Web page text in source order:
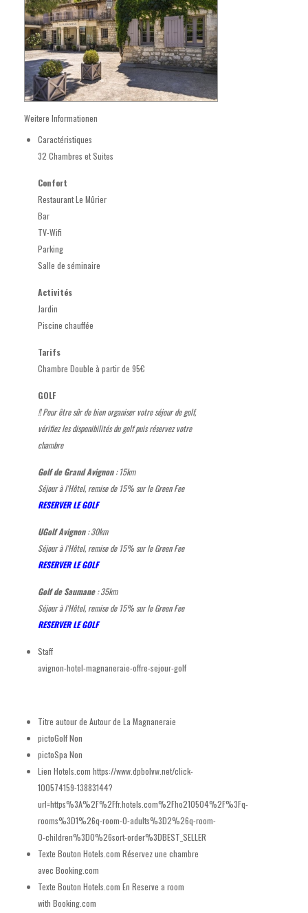
Weitere Informationen
Caractéristiques
32 Chambres et Suites
Confort
Restaurant Le Mûrier
Bar
TV-Wifi
Parking
Salle de séminaire
Activités
Jardin
Piscine chauffée
Tarifs
Chambre Double à partir de 95€
GOLF
!! Pour être sûr de bien organiser votre séjour de golf,
vérifiez les disponibilités du golf puis réservez votre
chambre
Golf de Grand Avignon: 15km
Séjour à l'Hôtel, remise de 15% sur le Green Fee
RESERVER LE GOLF
UGolf Avignon: 30km
Séjour à l'Hôtel, remise de 15% sur le Green Fee
RESERVER LE GOLF
Golf de Saumane: 35km
Séjour à l'Hôtel, remise de 15% sur le Green Fee
RESERVER LE GOLF
Staff
avignon-hotel-magnaneraie-offre-sejour-golf
Titre autour de Autour de La Magnaneraie
pictoGolfNon
pictoSpa Non
Lien Hotels.com https://www.dpbolvw.net/click-
100574159-13883144?
url=https%3A%2F%2Ffr.hotels.com%2Fho210504%2F%3Fq-
rooms%3D1%26q-room-0-adults%3D2%26q-room-
0-children%3D0%26sort-order%3DBEST_SELLER
Texte Bouton Hotels.com Réservez une chambre
avec Booking.com
Texte Bouton Hotels.com En Reserve a room
with Booking.com